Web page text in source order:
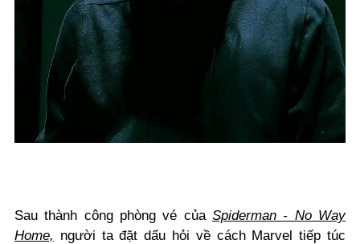
Sau thành công phòng vé của Spiderman - No Way
Home, người ta đặt dấu hỏi về cách Marvel tiếp túc